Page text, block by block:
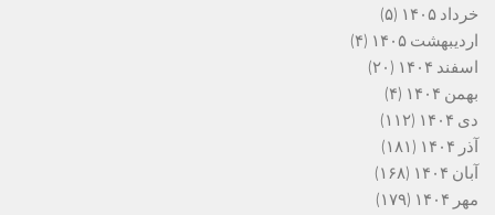
خرداد ۱۴۰۵
(۵)
اردیبهشت ۱۴۰۵
(۴)
اسفند ۱۴۰۴
(۲۰)
بهمن ۱۴۰۴
(۴)
دی ۱۴۰۴
(۱۱۲)
آذر ۱۴۰۴
(۱۸۱)
آبان ۱۴۰۴
(۱۶۸)
مهر ۱۴۰۴
(۱۷۹)